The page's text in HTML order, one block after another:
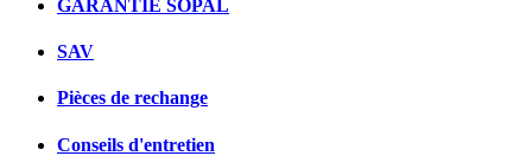
GARANTIE SOPAL
SAV
Pièces de rechange
Conseils d'entretien